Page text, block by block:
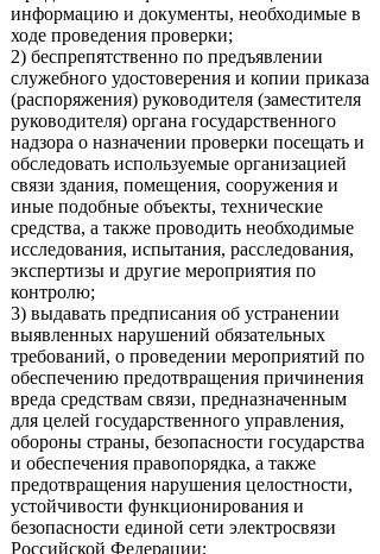
информацию и документы, необходимые в
ходе проведения проверки;
2) беспрепятственно по предъявлении
служебного удостоверения и копии приказа
(распоряжения) руководителя (заместителя
руководителя) органа государственного
надзора о назначении проверки посещать и
обследовать используемые организацией
связи здания, помещения, сооружения и
иные подобные объекты, технические
средства, а также проводить необходимые
исследования, испытания, расследования,
экспертизы и другие мероприятия по
контролю;
3) выдавать предписания об устранении
выявленных нарушений обязательных
требований, о проведении мероприятий по
обеспечению предотвращения причинения
вреда средствам связи, предназначенным
для целей государственного управления,
обороны страны, безопасности государства
и обеспечения правопорядка, а также
предотвращения нарушения целостности,
устойчивости функционирования и
безопасности единой сети электросвязи
Российской Федерации;